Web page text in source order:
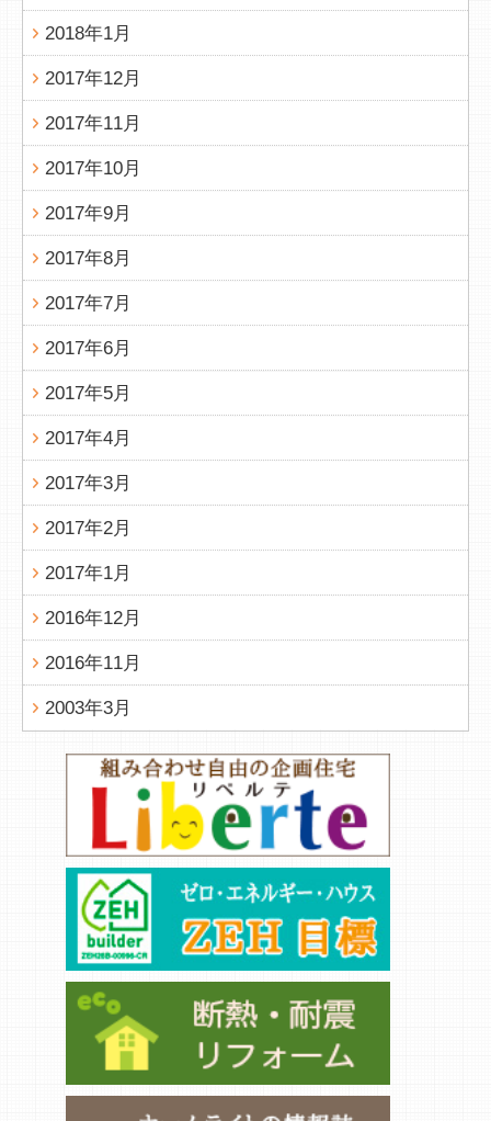
2018年1月
2017年12月
2017年11月
2017年10月
2017年9月
2017年8月
2017年7月
2017年6月
2017年5月
2017年4月
2017年3月
2017年2月
2017年1月
2016年12月
2016年11月
2003年3月